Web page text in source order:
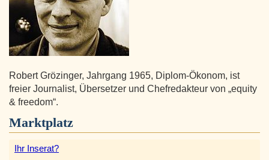
Robert Grözinger, Jahrgang 1965, Diplom-Ökonom, ist
freier Journalist, Übersetzer und Chefredakteur von „equity
& freedom“.
Marktplatz
Ihr Inserat?